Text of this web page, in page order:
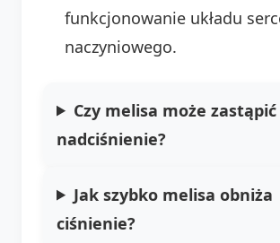
funkcjonowanie układu
naczyniowego.
Czy melisa może
nadciśnienie?
Jak szybko melisa obniża
ciśnienie?